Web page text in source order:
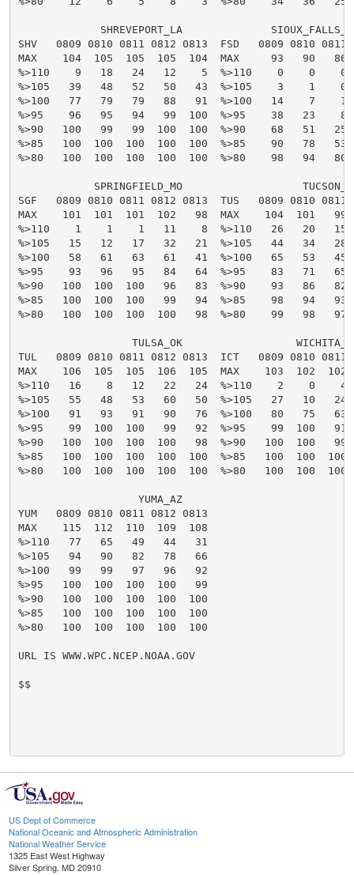
US Dept of Commerce
National Oceanic and Atmospheric Administration
National Weather Service
1325 East West Highway
Silver Spring, MD 20910